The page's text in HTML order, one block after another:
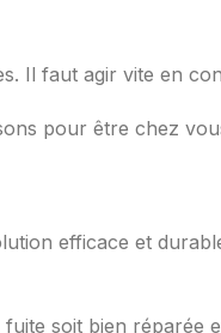
Il faut agir vite en
pour être chez
efficace et
soit bien réparée